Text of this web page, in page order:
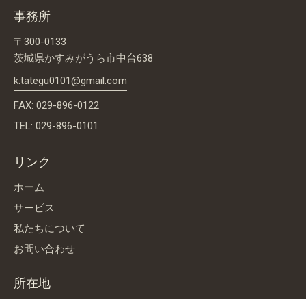
事務所
〒300-0133
茨城県かすみがうら市中台638
k.tategu0101@gmail.com
FAX: 029-896-0122
TEL: 029-896-0101
リンク
ホーム
サービス
私たちについて
お問い合わせ
所在地